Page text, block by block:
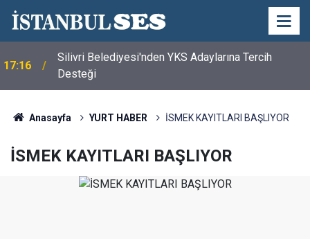
17:16
Silivri Belediyesi'nden YKS Adaylarına Tercih
Desteği
Anasayfa YURT HABER İSMEK KAYITLARI BAŞLIYOR
İSMEK KAYITLARI BAŞLIYOR